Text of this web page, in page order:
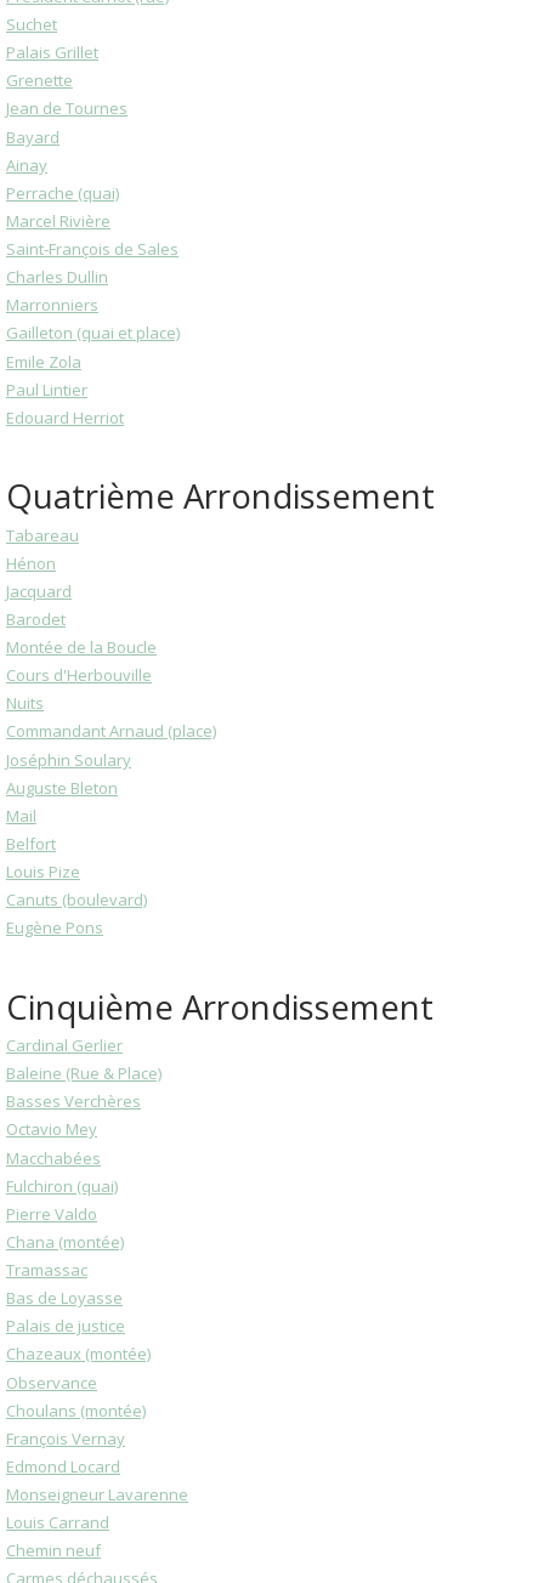
Suchet
Palais Grillet
Grenette
Jean de Tournes
Bayard
Ainay
Perrache (quai)
Marcel Rivière
Saint-François de Sales
Charles Dullin
Marronniers
Gailleton (quai et place)
Emile Zola
Paul Lintier
Edouard Herriot
Quatrième Arrondissement
Tabareau
Hénon
Jacquard
Barodet
Montée de la Boucle
Cours d'Herbouville
Nuits
Commandant Arnaud (place)
Joséphin Soulary
Auguste Bleton
Mail
Belfort
Louis Pize
Canuts (boulevard)
Eugène Pons
Cinquième Arrondissement
Cardinal Gerlier
Baleine (Rue & Place)
Basses Verchères
Octavio Mey
Macchabées
Fulchiron (quai)
Pierre Valdo
Chana (montée)
Tramassac
Bas de Loyasse
Palais de justice
Chazeaux (montée)
Observance
Choulans (montée)
François Vernay
Edmond Locard
Monseigneur Lavarenne
Louis Carrand
Chemin neuf